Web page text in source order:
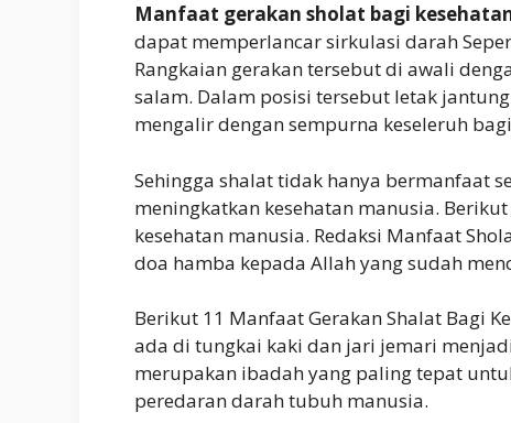
Manfaat gerakan sholat bagi
dapat memperlancar sirkulasi darah
Rangkaian gerakan tersebut di awali
salam. Dalam posisi tersebut letak
mengalir dengan sempurna keseleruh
Sehingga shalat tidak hanya bermanfaat
meningkatkan kesehatan manusia.
kesehatan manusia. Redaksi Manfaat
doa hamba kepada Allah yang sudah
Berikut 11 Manfaat Gerakan Shalat Bagi
ada di tungkai kaki dan jari jemari
merupakan ibadah yang paling tepat
peredaran darah tubuh manusia.